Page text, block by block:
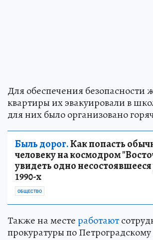
Для обеспечения безопасности
квартиры их эвакуировали в
для них было организовано
Быль дорог.Как попасть
человеку на космодром
увидеть одно
1990-х
ОБЩЕСТВО
Также на местеработают
прокуратуры по